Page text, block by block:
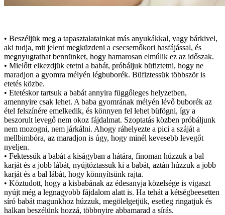
• Beszéljük meg a tapasztalatainkat más anyukákkal, vagy bárkivel,
aki tudja, mit jelent megküzdeni a csecsemőkori hasfájással, és
megnyugtathat bennünket, hogy hamarosan elmúlik ez az időszak.
• Mielőtt elkezdjük etetni a babát, próbáljuk büfiztetni, hogy ne
maradjon a gyomra mélyén légbuborék. Büfiztessük többször is
etetés közbe.
• Etetéskor tartsuk a babát annyira függőleges helyzetben,
amennyire csak lehet. A baba gyomrának mélyén lévő buborék az
étel felszínére emelkedik, és könnyen fel lehet büfögni, így a
beszorult levegő nem okoz fájdalmat. Szoptatás közben próbáljunk
nem mozogni, nem járkálni. Ahogy ráhelyezte a pici a száját a
mellbimbóra, az maradjon is úgy, hogy minél kevesebb levegőt
nyeljen.
• Fektessük a babát a kiságyban a hátára, finoman húzzuk a bal
karját és a jobb lábát, nyújtóztassuk ki a babát, aztán húzzuk a jobb
karját és a bal lábát, hogy könnyítsünk rajta.
• Köztudott, hogy a kisbabának az édesanyja közelsége is vigaszt
nyújt még a legnagyobb fájdalom alatt is. Ha tehát a kétségbeesetten
síró babát magunkhoz húzzuk, megölelgetjük, esetleg ringatjuk és
halkan beszélünk hozzá, többnyire abbamarad a sírás.